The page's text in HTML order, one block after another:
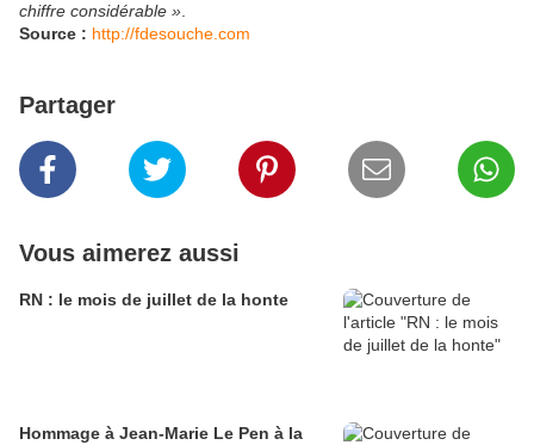
chiffre considérable »
Source : http://fdesouche.com
Partager
Vous aimerez aussi
RN : le mois de juillet de la honte
Hommage à Jean-Marie Le Pen à la